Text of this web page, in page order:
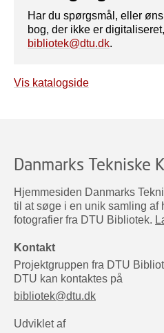
Har du spørgsmål, eller
bog, der ikke er
bibliotek@dtu.dk.
Vis katalogside
Danmarks Tekniske
Hjemmesiden Danmarks
til at søge i en unik samling af
fotografier fra DTU Bibliotek.
Kontakt
Projektgruppen fra DTU
DTU kan kontaktes på
bibliotek@dtu.dk
Udviklet af